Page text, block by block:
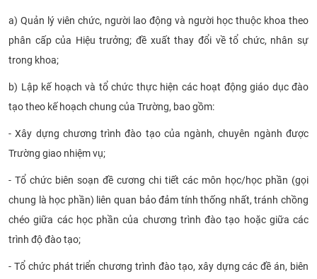
CỰU NGƯỜI HỌC
a) Quản lý viên chức, người lao động và người học thuộc khoa theo
phân cấp của Hiệu trưởng; đề xuất thay đổi về tổ chức, nhân sự
trong khoa;
b) Lập kế hoạch và tổ chức thực hiện các hoạt động giáo dục đào
tạo theo kế hoạch chung của Trường, bao gồm:
- Xây dựng chương trình đào tạo của ngành, chuyên ngành được
Trường giao nhiệm vụ;
- Tổ chức biên soạn đề cương chi tiết các môn học/học phần (gọi
chung là học phần) liên quan bảo đảm tính thống nhất, tránh chồng
chéo giữa các học phần của chương trình đào tạo hoặc giữa các
trình độ đào tạo;
- Tổ chức phát triển chương trình đào tạo, xây dựng các đề án, biên